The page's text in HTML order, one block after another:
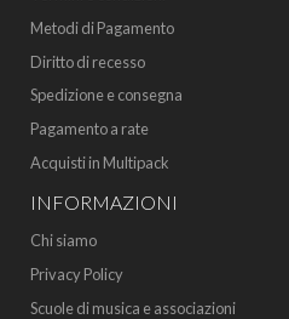
Metodi di Pagamento
Diritto di recesso
Spedizione e consegna
Pagamento a rate
Acquisti in Multipack
INFORMAZIONI
Chi siamo
Privacy Policy
Scuole di musica e associazioni